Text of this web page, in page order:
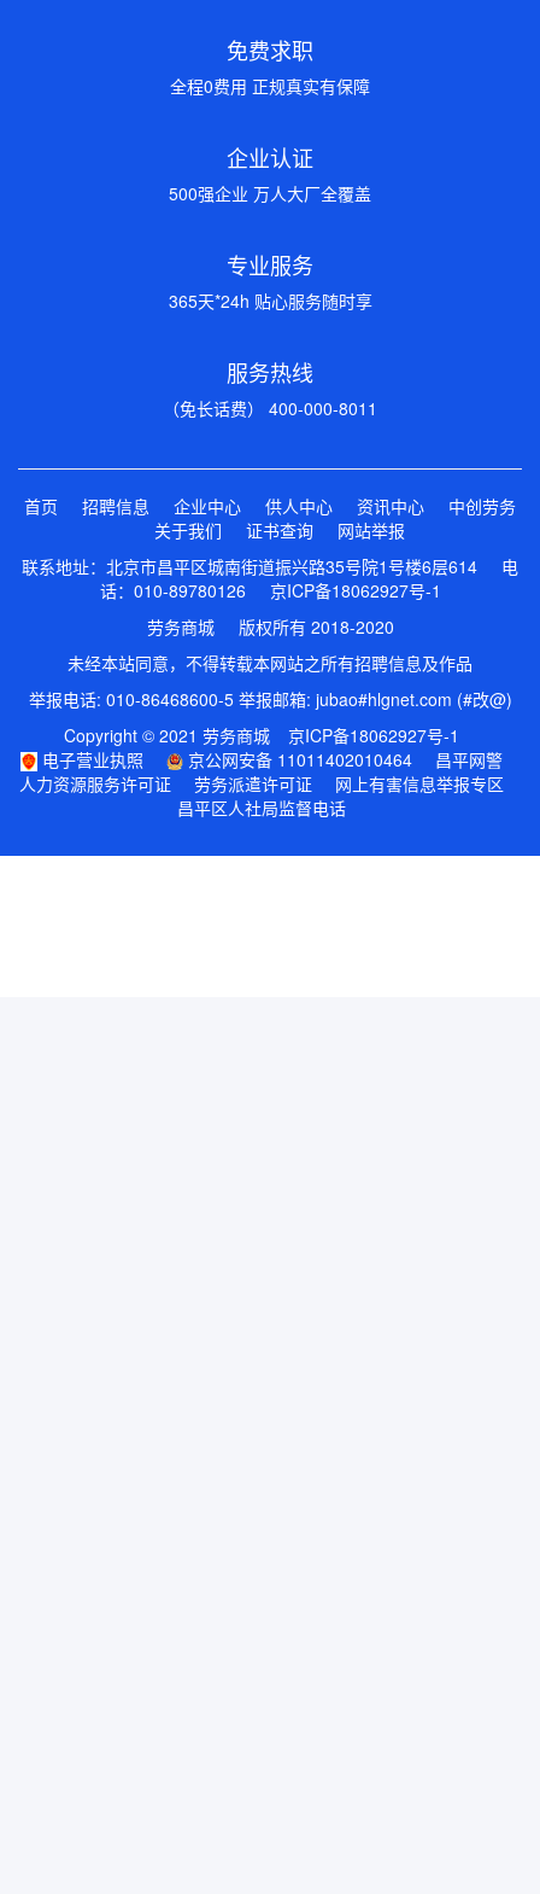
免费求职
全程0费用 正规真实有保障
企业认证
500强企业 万人大厂全覆盖
专业服务
365天*24h 贴心服务随时享
服务热线
（免长话费） 400-000-8011
首页 招聘信息 企业中心 供人中心 资讯中心
中创劳务
关于我们
证书查询
网站举报
联系地址：北京市昌平区城南街道振兴路35号院1号楼6层614 电
话：010-89780126 京ICP备18062927号-1
劳务商城 版权所有 2018-2020
未经本站同意，不得转载本网站之所有招聘信息及作品
举报电话: 010-86468600-5 举报邮箱: jubao#hlgnet.com (#改@)
Copyright © 2021 劳务商城
京ICP备18062927号-1
电子营业执照
京公网安备 11011402010464
昌平网警
人力资源服务许可证
劳务派遣许可证
网上有害信息举报专区
昌平区人社局监督电话